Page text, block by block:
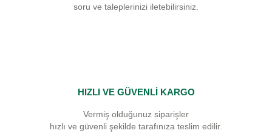
soru ve taleplerinizi iletebilirsiniz.
HIZLI VE GÜVENLİ KARGO
Vermiş olduğunuz siparişler
hızlı ve güvenli şekilde tarafınıza teslim edilir.